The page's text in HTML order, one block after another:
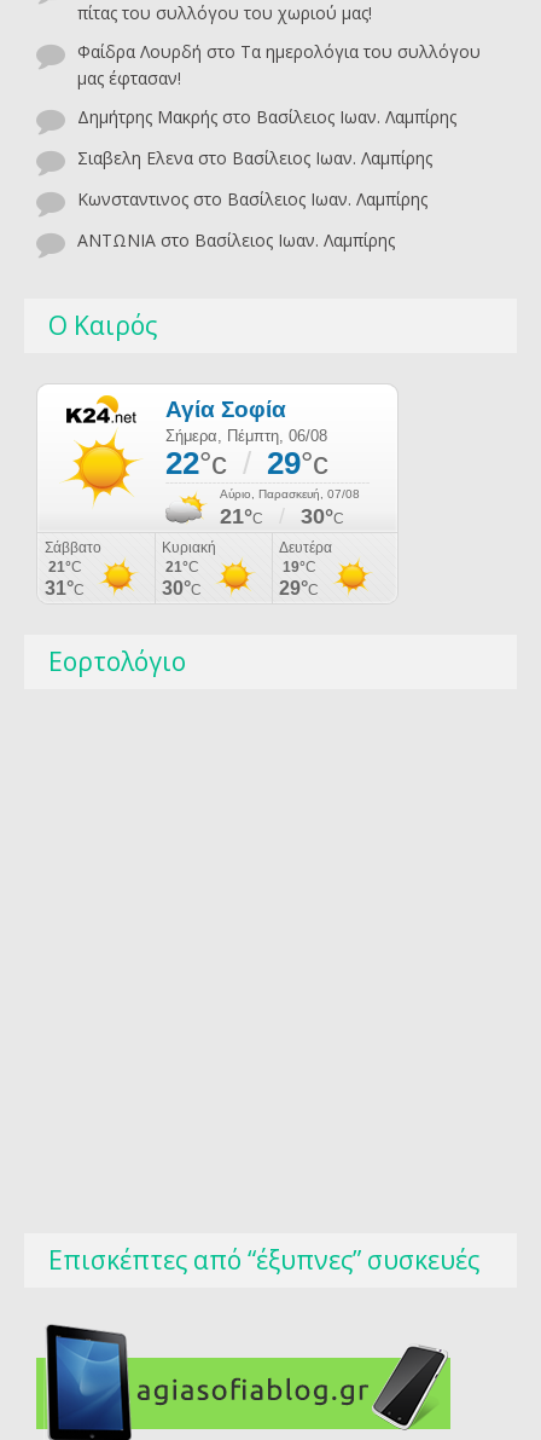
πίτας του συλλόγου του χωριού μας!
Φαίδρα Λουρδή στο Τα ημερολόγια του συλλόγου
μας έφτασαν!
Δημήτρης Μακρής στο Βασίλειος Ιωαν. Λαμπίρης
Σιαβελη Ελενα στο Βασίλειος Ιωαν. Λαμπίρης
Κωνσταντινος στο Βασίλειος Ιωαν. Λαμπίρης
ΑΝΤΩΝΙΑ στο Βασίλειος Ιωαν. Λαμπίρης
Ο Καιρός
Εορτολόγιο
Επισκέπτες από “έξυπνες” συσκευές